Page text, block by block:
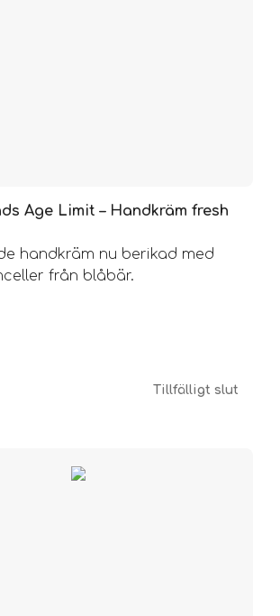
Age Limit – Handkräm fresh
handkräm nu berikad med
från blåbär.
Tillfälligt slut